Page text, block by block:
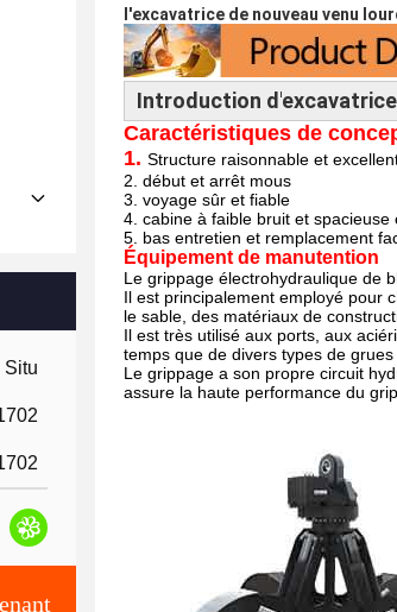
Situ
l'excavatrice de nouveau venu
Introduction d'
Caractéristiques de
1. Structure raisonnable et
2. début et arrêt mous
3. voyage sûr et fiable
4. cabine à faible bruit et spacieuse
5. bas entretien et remplacement
Équipement de manutention
Le grippage électrohydraulique de
Il est principalement employé pour
le sable, des matériaux de
Il est très utilisé aux ports, aux
temps que de divers types de
Le grippage a son propre circuit
assure la haute performance du